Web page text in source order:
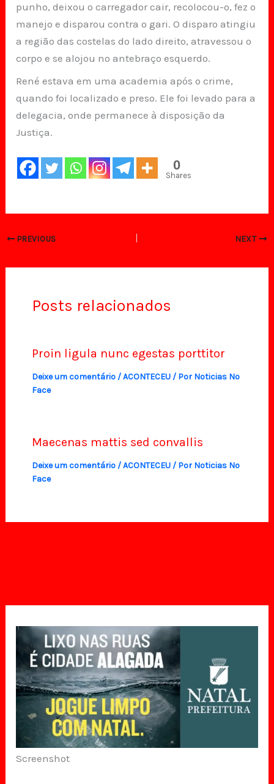
Screenshot
punho, deixou o carregador cair, recolocou-o, fez o
manejo e disparou contra o gari. O disparo atingiu
a região das costelas do lado direito, atravessou o
corpo e se alojou no antebraço esquerdo.
René estava em uma academia após o crime,
quando foi localizado e preso. Ele foi levado para a
delegacia, onde permanece à disposição da
Justiça.
0
Shares
PREVIOUS NEXT
Posts relacionados
Proin ligula nunc egestas porttitor
Deixe um comentário /ACONTECEU/ Por Noticias No
Face
Maecenas mattis sed convallis
Deixe um comentário /ACONTECEU/ Por Noticias No
Face